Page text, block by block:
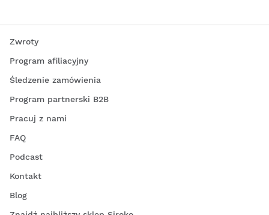
Zwroty
Program afiliacyjny
Śledzenie zamówienia
Program partnerski B2B
Pracuj z nami
FAQ
Podcast
Kontakt
Blog